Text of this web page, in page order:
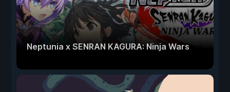
Neptunia x SENRAN KAGURA: Ninja Wars